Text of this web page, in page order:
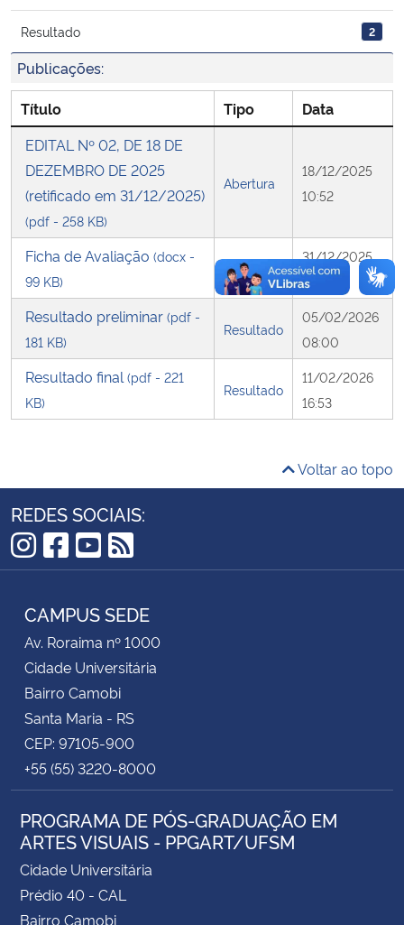
Ministério do Desenvolvimento Regional
Controladoria-Geral da União
Ministério da Mulher, da Família e dos Direitos Humanos
Secretaria de Governo
Gabinete de Segurança Institucional
Advocacia-Geral da União
Banco Central do Brasil
Planalto
Resultado 2
Publicações:
Título Tipo
Data
EDITAL Nº 02, DE 18 DE
DEZEMBRO DE 2025
(retificado em 31/12/2025)
(pdf - 258 KB)
Abertura
18/12/2025
10:52
Ficha de Avaliação (docx -
99 KB)
Outro
31/12/2025
10:49
Resultado preliminar (pdf -
181 KB)
Resultado
05/02/2026
08:00
Resultado final (pdf - 221
KB)
Resultado
11/02/2026
16:53
Voltar ao topo
REDES SOCIAIS:
Instagram
Facebook
YouTube
RSS
CAMPUS SEDE
Av. Roraima nº 1000
Cidade Universitária
Bairro Camobi
Santa Maria - RS
CEP: 97105-900
+55 (55) 3220-8000
PROGRAMA DE PÓS-GRADUAÇÃO EM
ARTES VISUAIS - PPGART/UFSM
Cidade Universitária
Prédio 40 - CAL
Bairro Camobi